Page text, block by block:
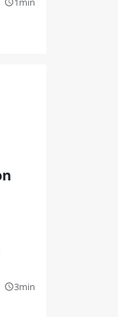
query_builder
query_builder3min